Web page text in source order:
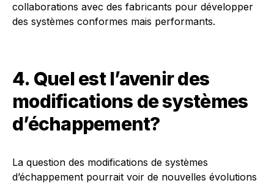
collaborations avec des fabricants pour développer
des systèmes conformes mais performants.
4. Quel est l’avenir des
modifications de systèmes
d’échappement?
La question des modifications de systèmes
d’échappement pourrait voir de nouvelles évolutions